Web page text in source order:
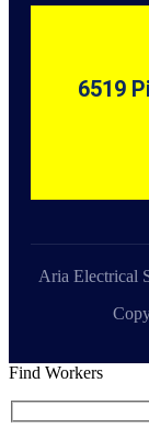
6519
Aria Electrical
Find Workers